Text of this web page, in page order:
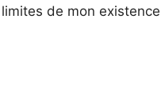
de mon